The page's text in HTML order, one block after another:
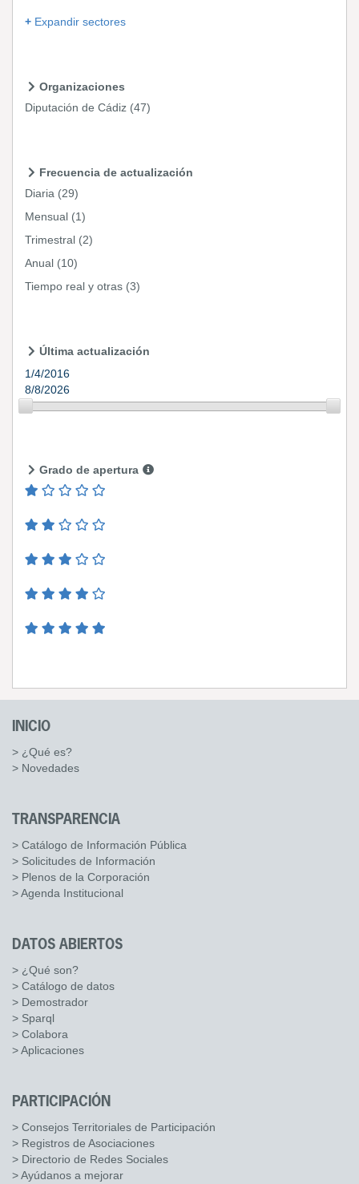
Expandir sectores
Organizaciones
Diputación de Cádiz (47)
Frecuencia de actualización
Diaria (29)
Mensual (1)
Trimestral (2)
Anual (10)
Tiempo real y otras (3)
Última actualización
1/4/2016
8/8/2026
Grado de apertura
INICIO
> ¿Qué es?
> Novedades
TRANSPARENCIA
> Catálogo de Información Pública
> Solicitudes de Información
> Plenos de la Corporación
> Agenda Institucional
DATOS ABIERTOS
> ¿Qué son?
> Catálogo de datos
> Demostrador
> Sparql
> Colabora
> Aplicaciones
PARTICIPACIÓN
> Consejos Territoriales de Participación
> Registros de Asociaciones
> Directorio de Redes Sociales
> Ayúdanos a mejorar